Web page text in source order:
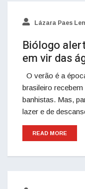
Lázara Paes
Biólogo
em vir das
O verão é a
brasileiro
banhistas. Mas,
lazer e de
READ MORE